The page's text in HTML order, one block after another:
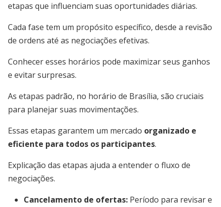
etapas que influenciam suas oportunidades diárias.
Cada fase tem um propósito específico, desde a revisão
de ordens até as negociações efetivas.
Conhecer esses horários pode maximizar seus ganhos
e evitar surpresas.
As etapas padrão, no horário de Brasília, são cruciais
para planejar suas movimentações.
Essas etapas garantem um mercado organizado e
eficiente para todos os participantes.
Explicação das etapas ajuda a entender o fluxo de
negociações.
Cancelamento de ofertas: Período para revisar e